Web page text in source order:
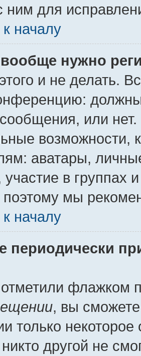
ним для
началу
нужно
и не делать.
или
аватары,
в группах
поэтому мы
началу
периодически
флажком
, вы
только
другой не